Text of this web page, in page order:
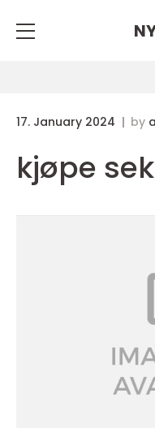
17. January 2024 by
kjøpe